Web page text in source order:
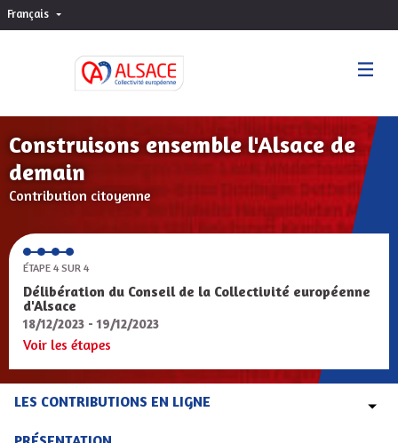
Français Choisir la langue
Construisons ensemble l'Alsace de
demain
Contribution citoyenne
ÉTAPE 4 SUR 4
Délibération du Conseil de la Collectivité européenne
d'Alsace
18/12/2023 - 19/12/2023
Voir les étapes
LES CONTRIBUTIONS EN LIGNE